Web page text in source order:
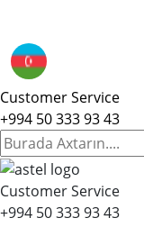
Customer Service
+994 50 333 93 43
Customer Service
+994 50 333 93 43